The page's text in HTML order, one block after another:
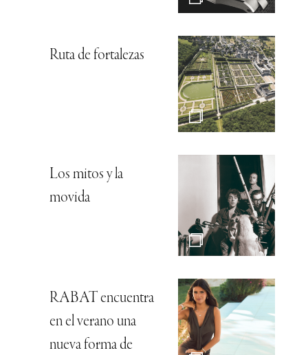
Ruta de fortalezas
Los mitos y la
movida
RABAT encuentra
en el verano una
nueva forma de